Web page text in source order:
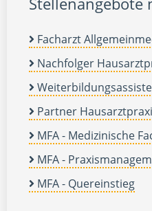
Stellenangebote
Facharzt
Nachfolger
Partner
MFA - Medizinische
MFA -
MFA - Quereinstieg